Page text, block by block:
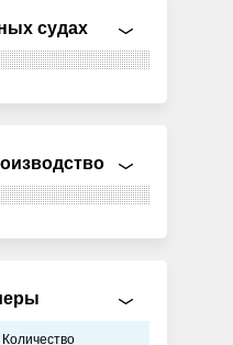
судах
Количество